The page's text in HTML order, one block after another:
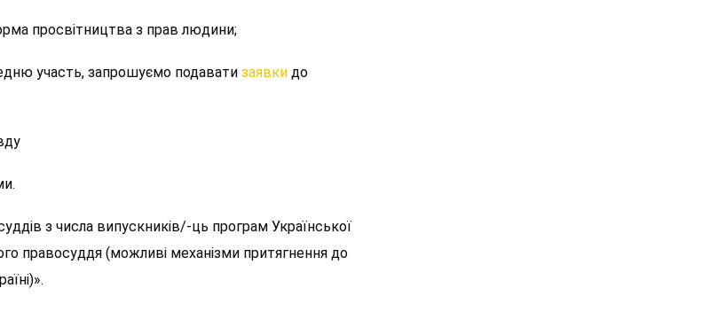
просвітництва з прав людини;
участь, запрошуємо подавати заявки до
з числа випускників/-ць програм Української
правосуддя (можливі механізми притягнення до